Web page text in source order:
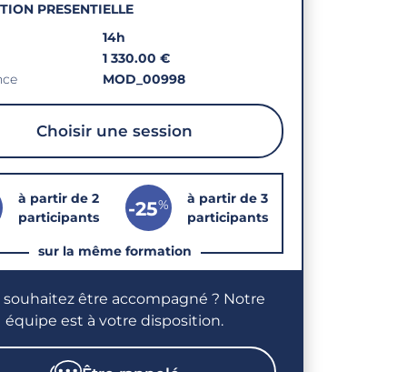
PRESENTIELLE
14h
1 330.00 €
MOD_00998
Choisir une session
sur la même formation
à partir de 2
participants
-25%
à partir de 3
participants
souhaitez être accompagné ? Notre
équipe est à votre disposition.